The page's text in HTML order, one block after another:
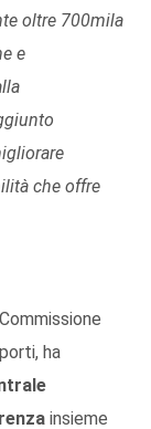
oltre 700mila
e
che offre
ha
insieme